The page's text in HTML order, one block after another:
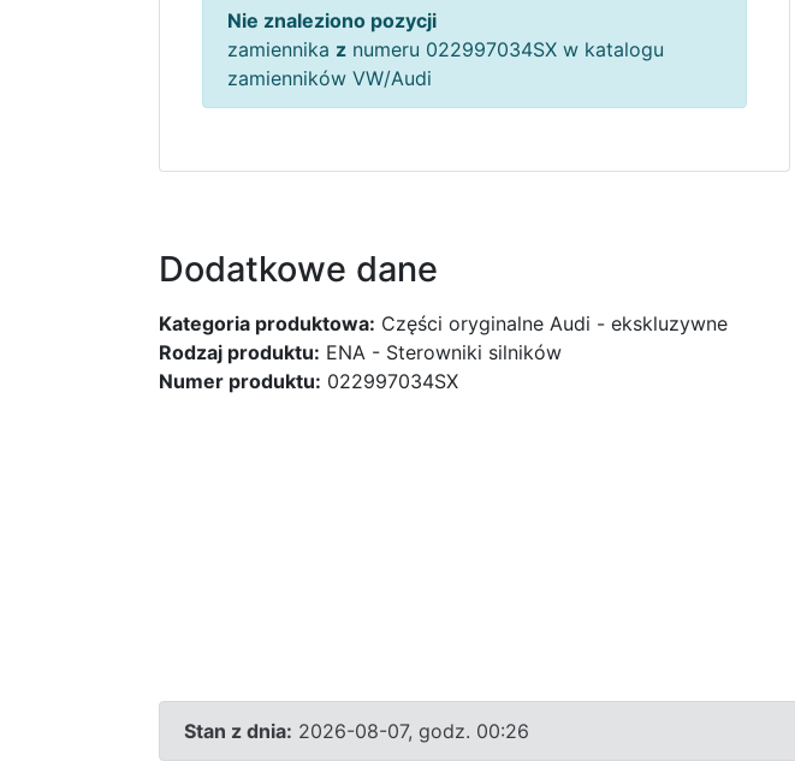
Nie znaleziono pozycji
zamiennika z numeru 022997034SX w katalogu
zamienników VW/Audi
Dodatkowe dane
Kategoria produktowa: Części oryginalne Audi - ekskluzywne
Rodzaj produktu: ENA - Sterowniki silników
Numer produktu: 022997034SX
Stan z dnia: 2026-08-07, godz. 00:26